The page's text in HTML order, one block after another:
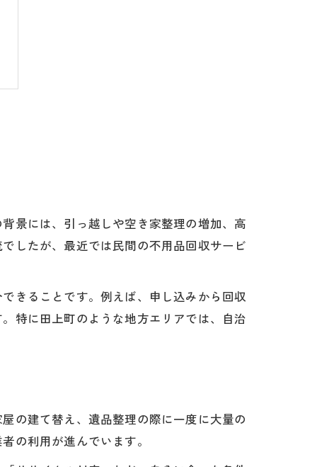
景には、引っ越しや空き家整理の増加、高
したが、最近では民間の不用品回収サービ
きることです。例えば、申し込みから回収
特に田上町のような地方エリアでは、自治
の建て替え、遺品整理の際に一度に大量の
の利用が進んでいます。